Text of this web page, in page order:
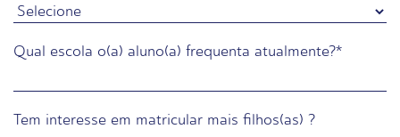
Qual escola o(a) aluno(a) frequenta atualmente?*
Tem interesse em matricular mais filhos(as) ?